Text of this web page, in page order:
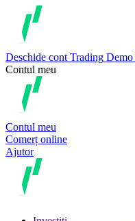
Deschide cont Trading Demo
Contul meu
Contul meu
Comerț online
Ajutor